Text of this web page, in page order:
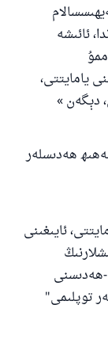
ئائىشە
يامايتتى،
دېگەن »
ھەدىسلەر
ئايىغىنى
ھەممىسىنى قىلاتتى» دەپ كەلگەن. 24903 -ھەدىسنى
توپلىمى"